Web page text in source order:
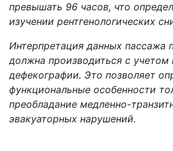
превышать 96 часов, что
изучении рентгенологических
Интерпретация данных пассажа
должна производиться с учетом
дефекографии. Это позволяет
функциональные особенности
преобладание медленно-
эвакуаторных нарушений.